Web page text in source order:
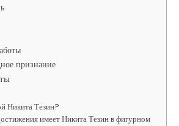
признание
Никита Тезин?
имеет Никита Тезин в фигурном